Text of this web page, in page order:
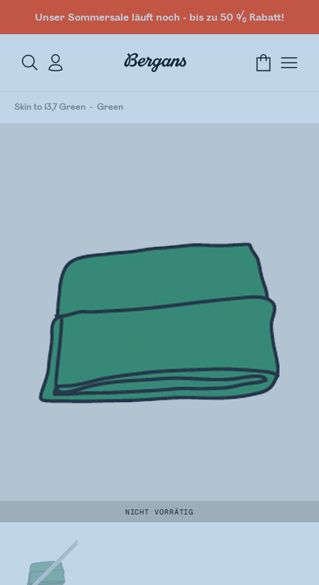
Unser Sommersale läuft noch - bis zu 50 % Rabatt!
Skin to 13,7 Green Green
NICHT VORRÄTIG